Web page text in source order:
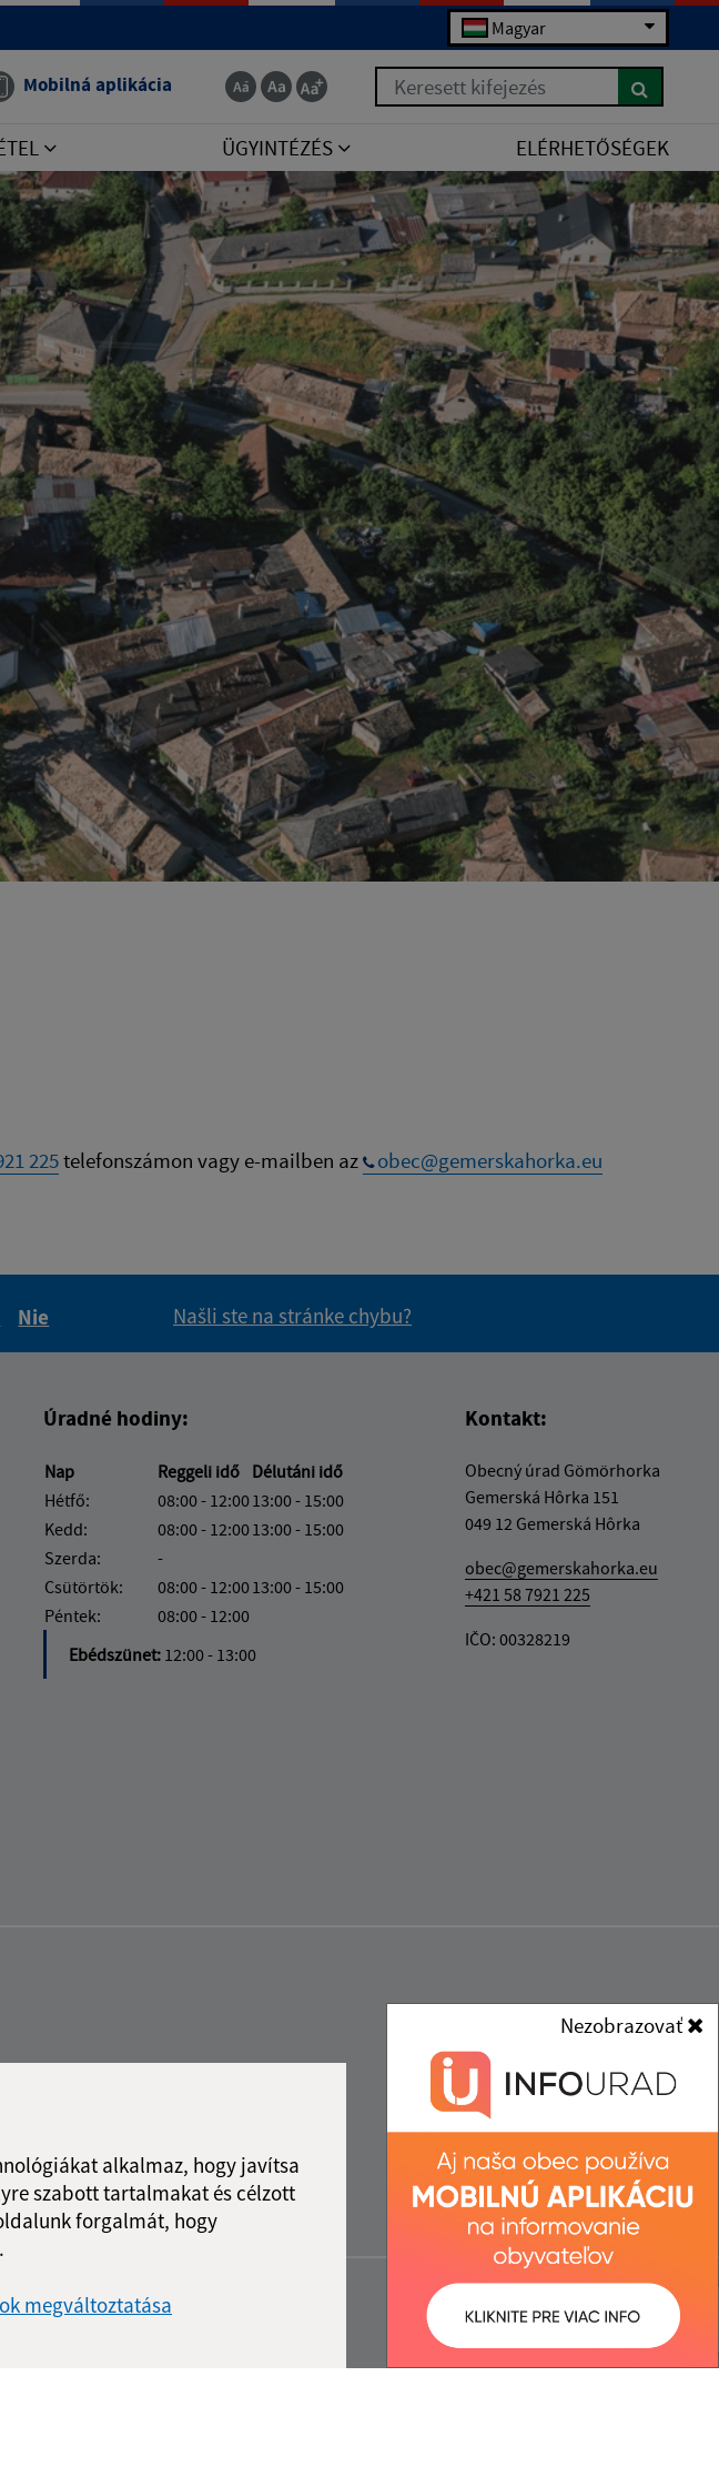
alkalmaz, hogy javítsa
szabott tartalmakat és célzott
forgalmát, hogy
megváltoztatása
Nezobrazovať
Magyar
Mobilná aplikácia Keresett kifejezés
ÜGYINTÉZÉS ELÉRHETŐSÉGEK
225telefonszámon vagy e-mailben az
obec@gemerskahorka.eu
Nie
Našli ste na stránke chybu?
Úradné hodiny:
Nap Reggeli idő Délutáni idő
Hétfő:
08:00 - 12:0013:00 - 15:00
Kedd:
08:00 - 12:0013:00 - 15:00
Szerda:
-
Csütörtök:
08:00 - 12:0013:00 - 15:00
Péntek:
08:00 - 12:00
Ebédszünet: 12:00 - 13:00
Kontakt:
Obecný úrad Gömörhorka
Gemerská Hôrka 151
049 12 Gemerská Hôrka
obec@gemerskahorka.eu
+421 58 7921 225
IČO: 00328219
Frissített: Správca obsahu:
A tartalomkezelő a falu